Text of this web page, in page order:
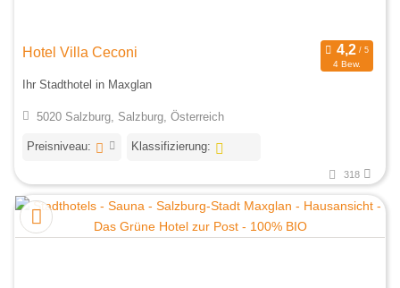
Hotel Villa Ceconi
4 Bew.
Ihr Stadthotel in Maxglan
5020 Salzburg, Salzburg, Österreich
Preisniveau: Klassifizierung:
318